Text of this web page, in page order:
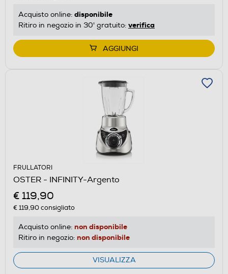
Acquisto online: disponibile
Ritiro in negozio in 30' gratuito: verifica
AGGIUNGI
FRULLATORI
OSTER - INFINITY-Argento
€ 119,90
€ 119,90consigliato
Acquisto online: non disponibile
Ritiro in negozio: non disponibile
VISUALIZZA